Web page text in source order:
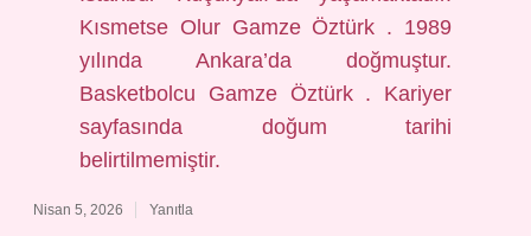
Kısmetse Olur Gamze Öztürk . 1989
yılında Ankara’da doğmuştur.
Basketbolcu Gamze Öztürk . Kariyer
sayfasında doğum tarihi
belirtilmemiştir.
Nisan 5, 2026 Yanıtla